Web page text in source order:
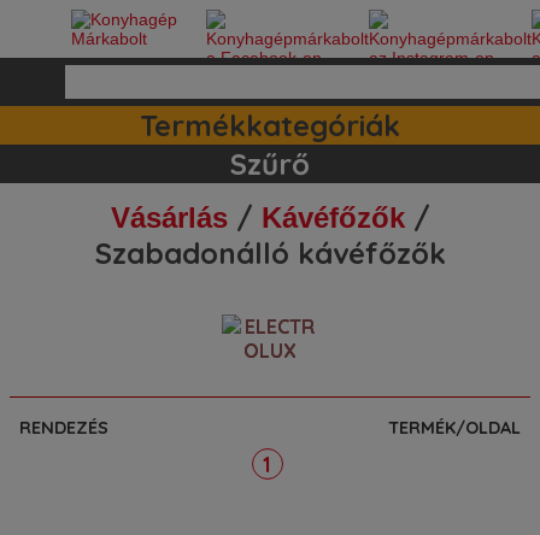
Termékkategóriák
Szűrő
Vásárlás/ Kávéfőzők/
Szabadonálló kávéfőzők
RENDEZÉS TERMÉK/OLDAL
1